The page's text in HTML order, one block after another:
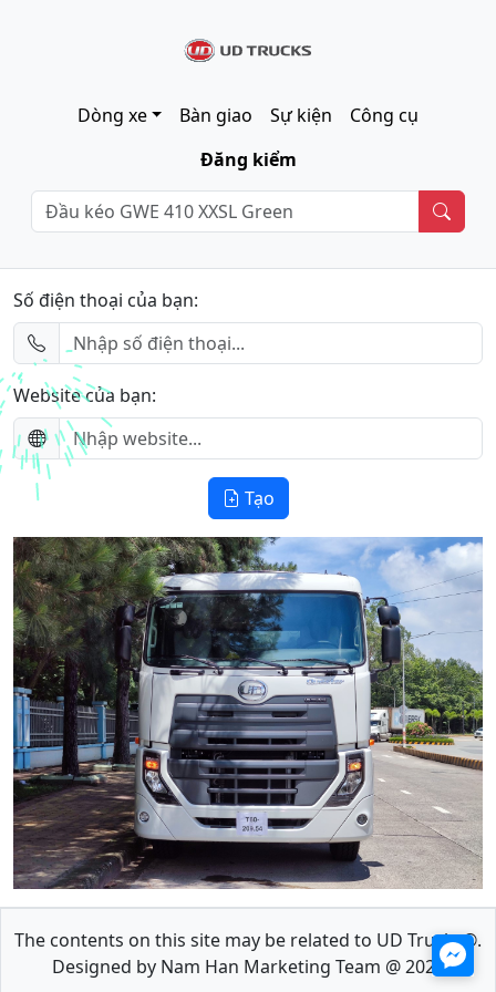
Dòng xe Bàn giao Sự kiện
Công cụ
Đăng kiểm
Số điện thoại của bạn:
Website của bạn:
Tạo
The contents on this site may be related to UD Trucks®.
Designed by Nam Han Marketing Team @ 2022
🏮